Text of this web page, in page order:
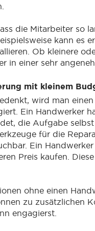
die Mitarbeiter so
kann es
Ob kleinere
in einer sehr
mit kleinem
wird man
Ein Handwerker
die Aufgabe
für die
Ein
Preis kaufen.
ohne einen
zu zusätzlichen
engagierst.